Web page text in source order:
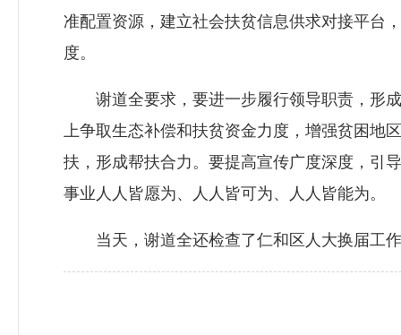
准配置资源，建立社会扶贫信息供求对接平台
度。
谢道全要求，要进一步履行领导职责，形成
上争取生态补偿和扶贫资金力度，增强贫困地
扶，形成帮扶合力。要提高宣传广度深度，引
事业人人皆愿为、人人皆可为、人人皆能为。
当天，谢道全还检查了仁和区人大换届工作